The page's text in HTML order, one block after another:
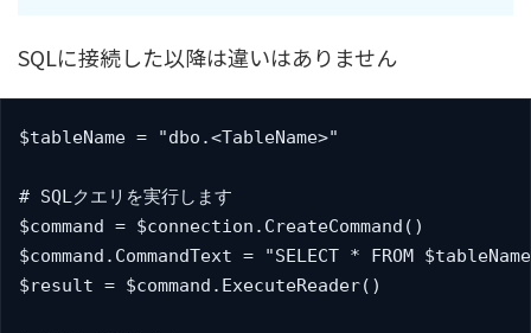
SQLに接続した以降は違いはありません
$tableName = "dbo.<TableName>"
# SQLクエリを実行します
$command = $connection.CreateCommand()
$command.CommandText = "SELECT * FROM
$result = $command.ExecuteReader()